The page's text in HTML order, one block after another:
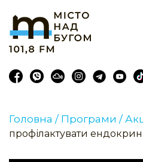
Головна / Програми /
профілактувати